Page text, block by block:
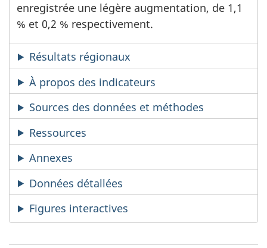
enregistrée une légère augmentation, de 1,1
% et 0,2 % respectivement.
Résultats régionaux
À propos des indicateurs
Sources des données et méthodes
Ressources
Annexes
Données détallées
Figures interactives